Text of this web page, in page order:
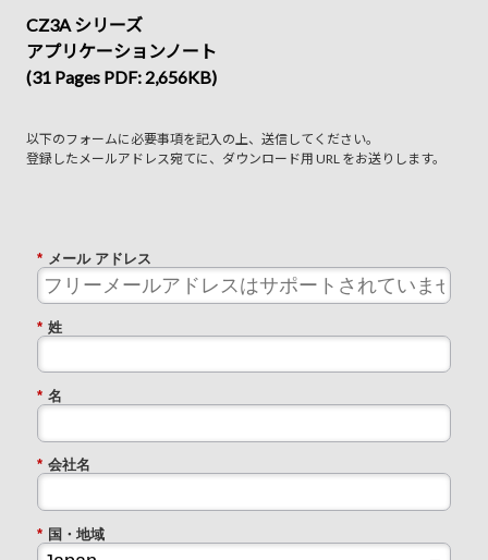
CZ3A シリーズ
アプリケーションノート
(31 Pages PDF: 2,656KB)
以下のフォームに必要事項を記入の上、送信してください。
登録したメールアドレス宛てに、ダウンロード用 URL をお送りします。
* メール アドレス
* 姓
* 名
* 会社名
* 国・地域